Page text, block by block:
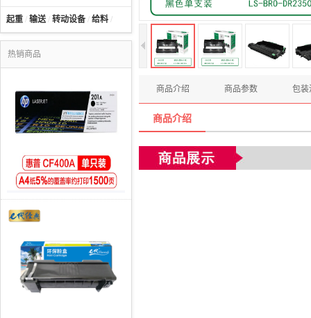
起重 / 输送/ 转动设备 / 给料 /
热销商品
商品介绍 商品参数 包装
商品介绍